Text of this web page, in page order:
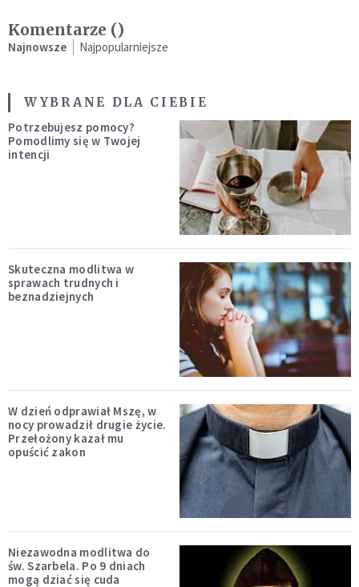
Komentarze ()
Najnowsze Najpopularniejsze
WYBRANE DLA CIEBIE
Potrzebujesz pomocy?
Pomodlimy się w Twojej
intencji
Skuteczna modlitwa w
sprawach trudnych i
beznadziejnych
W dzień odprawiał Mszę, w
nocy prowadził drugie życie.
Przełożony kazał mu
opuścić zakon
Niezawodna modlitwa do
św. Szarbela. Po 9 dniach
mogą dziać się cuda